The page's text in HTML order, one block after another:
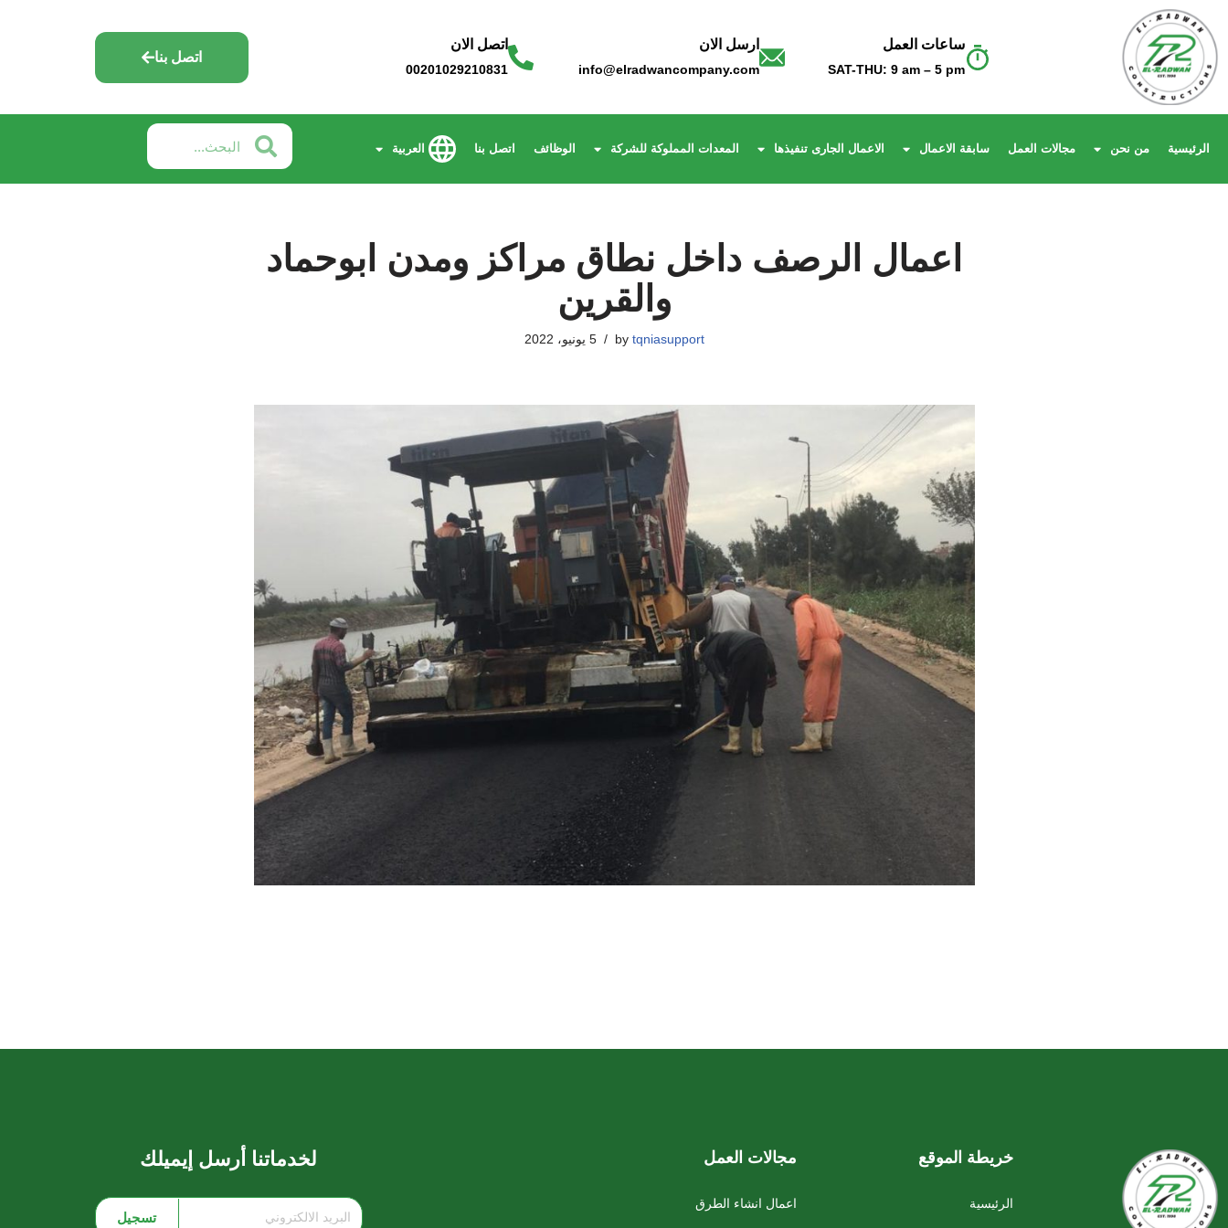
Skip
to
content
ساعات العمل
SAT-THU: 9 am – 5 pm
ارسل الان
info@elradwancompany.com
اتصل الان
00201029210831
اتصل بنا
الرئيسية من نحن مجالات العمل سابقة الاعمال الاعمال الجارى تنفيذها المعدات المملوكة للشركة الوظائف اتصل بنا العربية
اعمال الرصف داخل نطاق مراكز ومدن ابوحماد
والقرين
by tqniasupport 5 يونيو، 2022
خريطة الموقع
الرئيسية
مجالات العمل
اعمال انشاء الطرق
لخدماتنا أرسل إيميلك
تسجيل